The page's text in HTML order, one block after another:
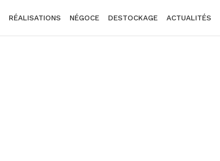
RÉALISATIONS NÉGOCE DESTOCKAGE ACTUALITÉS